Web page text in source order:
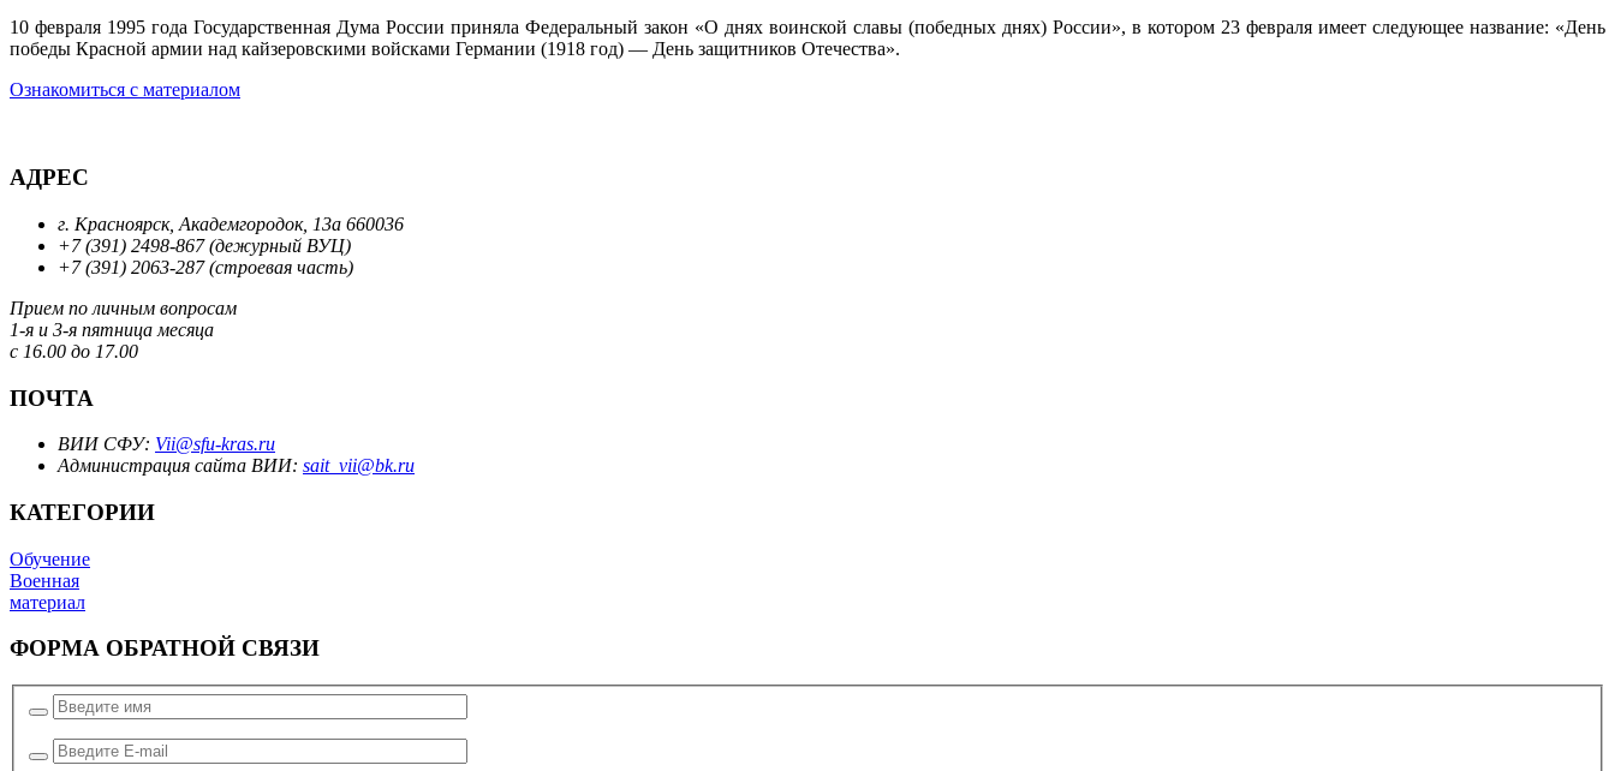
10 февраля 1995 года Государственная Дума России приняла Федеральный закон «О днях воинской славы (победных днях) России», в котором 23 февраля имеет следующее название: «День
победы Красной армии над кайзеровскими войсками Германии (1918 год) — День защитников Отечества».
Ознакомиться с материалом
АДРЕС
г. Красноярск, Академгородок, 13а 660036
+7 (391) 2498-867 (дежурный ВУЦ)
+7 (391) 2063-287 (строевая часть)
Прием по личным вопросам
1-я и 3-я пятница месяца
с 16.00 до 17.00
ПОЧТА
ВИИ СФУ: Vii@sfu-kras.ru
Администрация сайта ВИИ: sait_vii@bk.ru
КАТЕГОРИИ
Обучение
Военная
материал
ФОРМА ОБРАТНОЙ СВЯЗИ